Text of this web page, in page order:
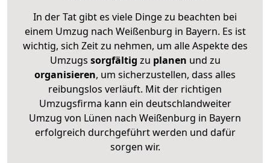
In der Tat gibt es viele Dinge zu beachten bei
einem Umzug nach Weißenburg in Bayern. Es ist
wichtig, sich Zeit zu nehmen, um alle Aspekte des
Umzugs sorgfältig zu planen und zu
organisieren, um sicherzustellen, dass alles
reibungslos verläuft. Mit der richtigen
Umzugsfirma kann ein deutschlandweiter
Umzug von Lünen nach Weißenburg in Bayern
erfolgreich durchgeführt werden und dafür
sorgen wir.